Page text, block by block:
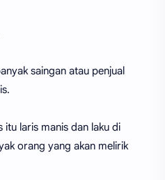
saingan atau penjual
itu laris manis dan laku di
orang yang akan melirik